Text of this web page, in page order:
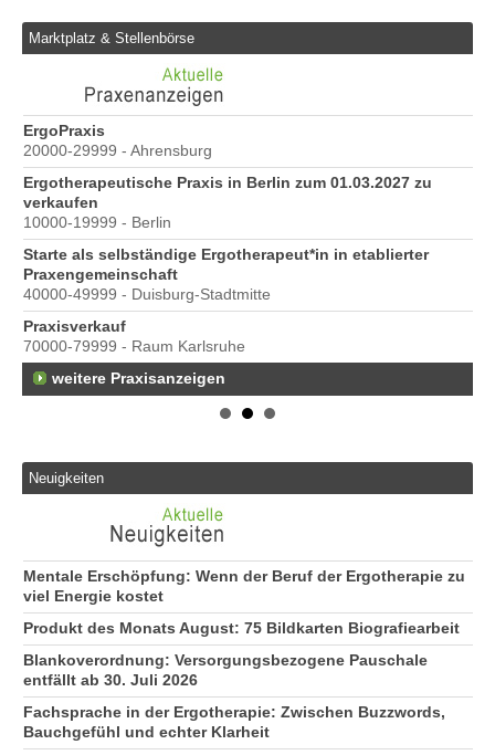
Marktplatz & Stellenbörse
ErgoPraxis
20000-29999 - Ahrensburg
Ergotherapeutische Praxis in Berlin zum 01.03.2027 zu
verkaufen
10000-19999 - Berlin
Starte als selbständige Ergotherapeut*in in etablierter
Praxengemeinschaft
40000-49999 - Duisburg-Stadtmitte
Praxisverkauf
70000-79999 - Raum Karlsruhe
weitere Praxisanzeigen
Neuigkeiten
Mentale Erschöpfung: Wenn der Beruf der Ergotherapie zu
viel Energie kostet
Produkt des Monats August: 75 Bildkarten Biografiearbeit
Blankoverordnung: Versorgungsbezogene Pauschale
entfällt ab 30. Juli 2026
Fachsprache in der Ergotherapie: Zwischen Buzzwords,
Bauchgefühl und echter Klarheit